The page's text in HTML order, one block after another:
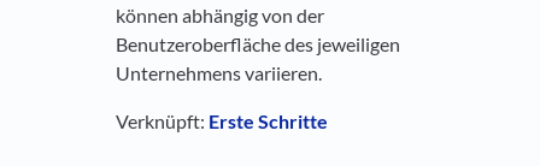
können abhängig von der
Benutzeroberfläche des jeweiligen
Unternehmens variieren.
Verknüpft: Erste Schritte